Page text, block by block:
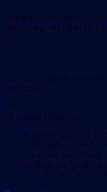
Chúng tôi thu phí quản lý
chạy quảng cáo. Ngân sách
giảm.
Phù hợp cho doanh nghiệp
20tr/tháng
15%
Phí quản lý / Ngân sách
✔ Nghiên cứu tối đa 50
✔ Tối ưu hóa 2 lần/tuần
✔ Báo cáo hàng tháng
✔ Hỗ trợ qua Email/Zalo
✔ Cài đặt theo dõi